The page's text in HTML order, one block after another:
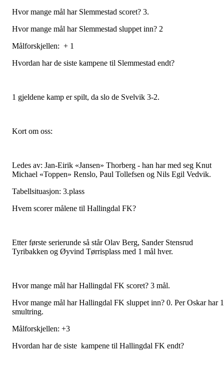
Hvor mange mål har Slemmestad scoret? 3.
Hvor mange mål har Slemmestad sluppet inn? 2
Målforskjellen: + 1
Hvordan har de siste kampene til Slemmestad endt?
1 gjeldene kamp er spilt, da slo de Svelvik 3-2.
Kort om oss:
Ledes av: Jan-Eirik «Jansen» Thorberg - han har med seg Knut
Michael «Toppen» Renslo, Paul Tollefsen og Nils Egil Vedvik.
Tabellsituasjon: 3.plass
Hvem scorer målene til Hallingdal FK?
Etter første serierunde så står Olav Berg, Sander Stensrud
Tyribakken og Øyvind Tørrisplass med 1 mål hver.
Hvor mange mål har Hallingdal FK scoret? 3 mål.
Hvor mange mål har Hallingdal FK sluppet inn? 0. Per Oskar har 1
smultring.
Målforskjellen: +3
Hvordan har de siste kampene til Hallingdal FK endt?